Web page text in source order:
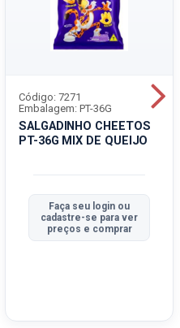
SALGADINHO CHEETOS
PT-36G MIX DE QUEIJO
Código: 7271
Embalagem: PT-36G
Faça seu login ou
cadastre-se para ver
preços e comprar